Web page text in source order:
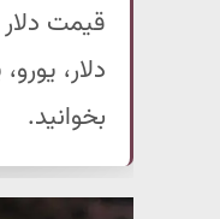
دلار،
بخوانید.